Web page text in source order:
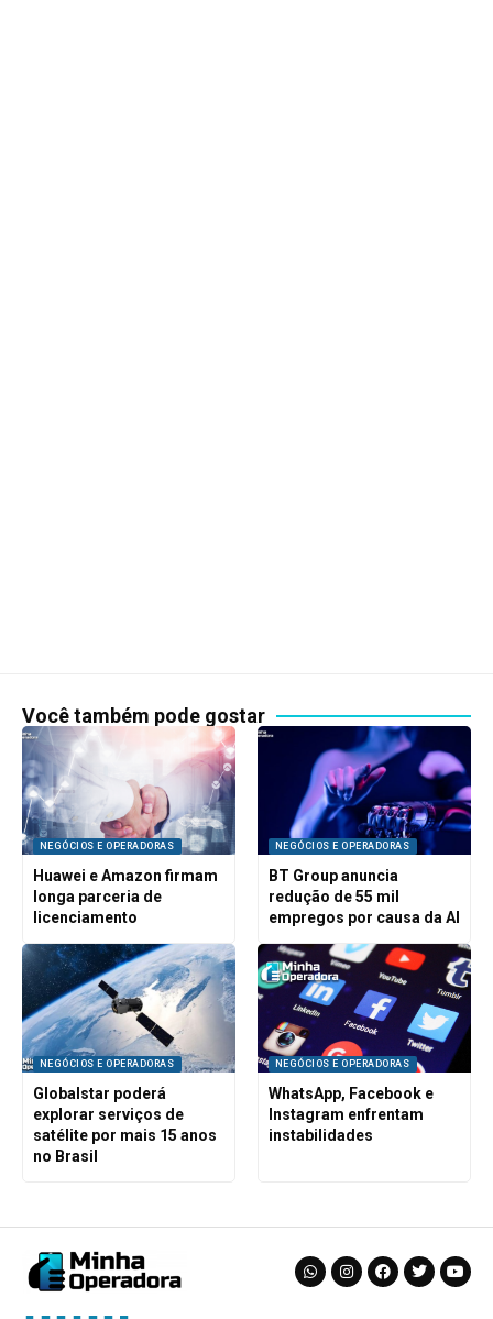
Você também pode gostar
NEGÓCIOS E OPERADORAS
Huawei e Amazon firmam
longa parceria de
licenciamento
NEGÓCIOS E OPERADORAS
BT Group anuncia
redução de 55 mil
empregos por causa da AI
NEGÓCIOS E OPERADORAS
Globalstar poderá
explorar serviços de
satélite por mais 15 anos
no Brasil
NEGÓCIOS E OPERADORAS
WhatsApp, Facebook e
Instagram enfrentam
instabilidades